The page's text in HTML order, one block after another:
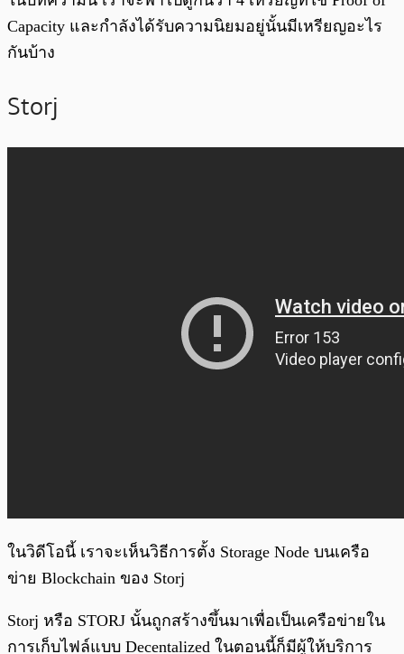
Capacity และกำลังได้รับความนิยมอยู่นั้นมีเหรียญอะไร
กันบ้าง
Storj
ในวิดีโอนี้ เราจะเห็นวิธีการตั้ง Storage Node บนเครือ
ข่าย Blockchain ของ Storj
Storj หรือ STORJ นั้นถูกสร้างขึ้นมาเพื่อเป็นเครือข่ายใน
การเก็บไฟล์แบบ Decentalized ในตอนนี้ก็มีผู้ให้บริการ